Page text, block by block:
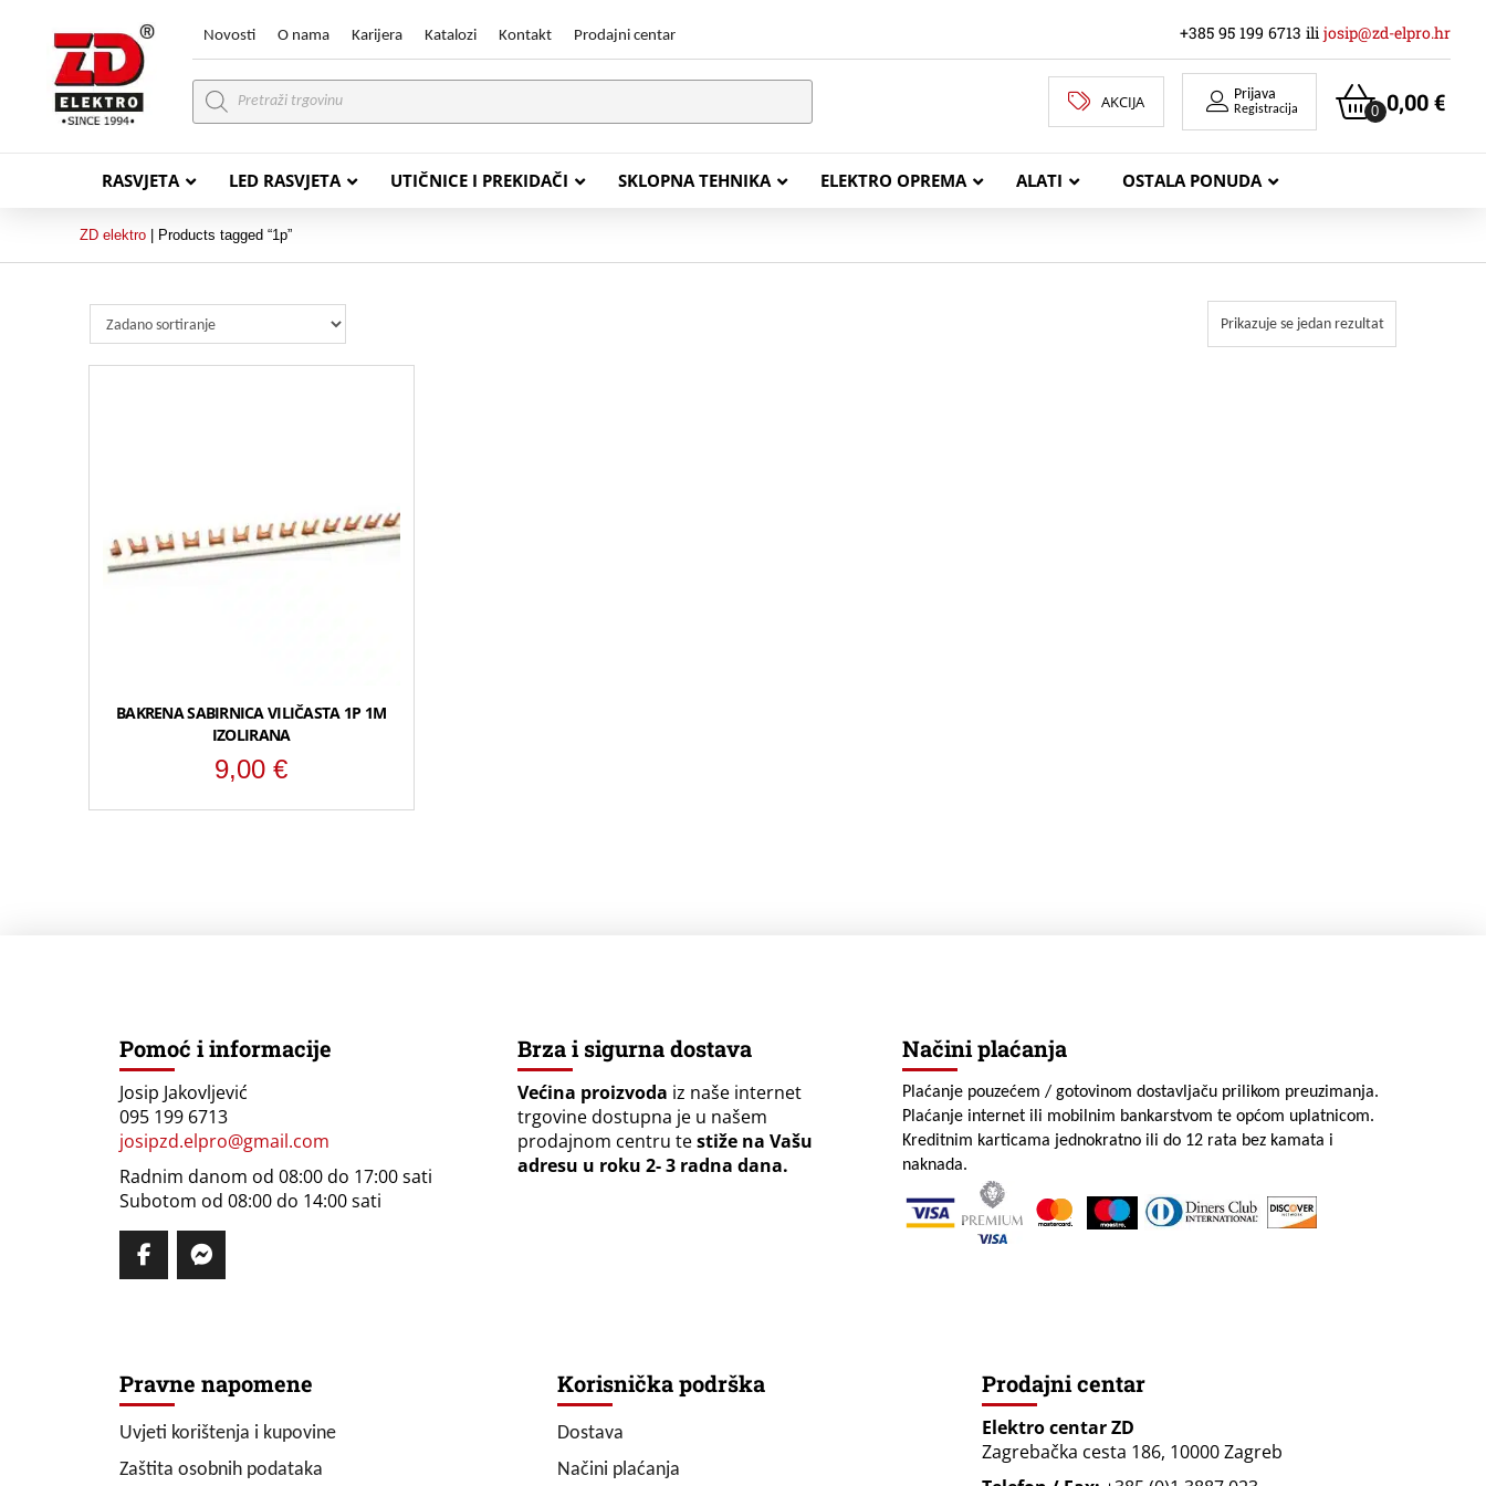
Novosti O nama Karijera Katalozi Kontakt Prodajni centar +385 95 199 6713 ili josip@zd-elpro.hr
Products
search
AKCIJA Prijava
Registracija 0,00€
0
RASVJETA LED RASVJETA UTIČNICE I PREKIDAČI SKLOPNA TEHNIKA ELEKTRO OPREMA ALATI OSTALA PONUDA
PVC VODIČI MREŽNI LAN KABELI
ZD elektro Products tagged “1p”
Prikazuje se jedan rezultat
BAKRENA SABIRNICA VILIČASTA 1P 1M
IZOLIRANA
9,00€
Pomoć i informacije
Josip Jakovljević
095 199 6713
josipzd.elpro@gmail.com
Radnim danom od 08:00 do 17:00 sati
Subotom od 08:00 do 14:00 sati
Brza i sigurna dostava
Većina proizvoda iz naše internet
trgovine dostupna je u našem
prodajnom centru testiže na Vašu
adresu u roku 2- 3 radna dana.
Načini plaćanja
Plaćanje pouzećem / gotovinom dostavljaču prilikom preuzimanja.
Plaćanje internet ili mobilnim bankarstvom te općom uplatnicom.
Kreditnim karticama jednokratno ili do 12 rata bez kamata i
naknada.
Pravne napomene
Uvjeti korištenja i kupovine
Zaštita osobnih podataka
Korisnička podrška
Dostava
Načini plaćanja
Prodajni centar
Elektro centar ZD
Zagrebačka cesta 186, 10000 Zagreb